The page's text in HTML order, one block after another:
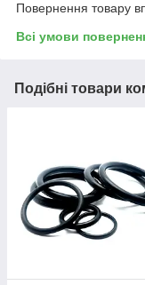
Повернення товару
Всі умови
Подібні товари